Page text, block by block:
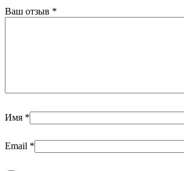
Ваш отзыв *
Имя *
Email *